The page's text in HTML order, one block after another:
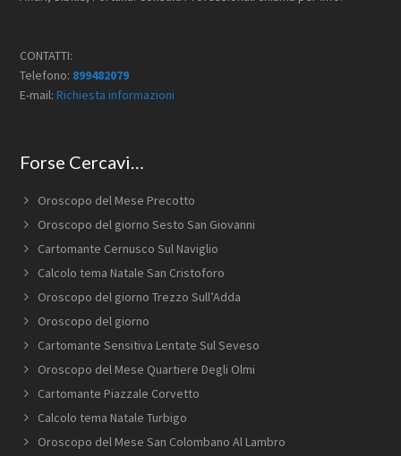
CONTATTI:
Telefono: 899482079
E-mail:Richiesta informazioni
Forse Cercavi…
Oroscopo del Mese Precotto
Oroscopo del giorno Sesto San Giovanni
Cartomante Cernusco Sul Naviglio
Calcolo tema Natale San Cristoforo
Oroscopo del giorno Trezzo Sull’Adda
Oroscopo del giorno
Cartomante Sensitiva Lentate Sul Seveso
Oroscopo del Mese Quartiere Degli Olmi
Cartomante ​Piazzale ​Corvetto
Calcolo tema Natale Turbigo
Oroscopo del Mese San Colombano Al Lambro